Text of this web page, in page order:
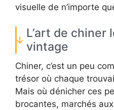
visuelle de n’importe
L’art de chiner
vintage
Chiner, c’est un peu
trésor où chaque
Mais où dénicher ces
brocantes, marchés